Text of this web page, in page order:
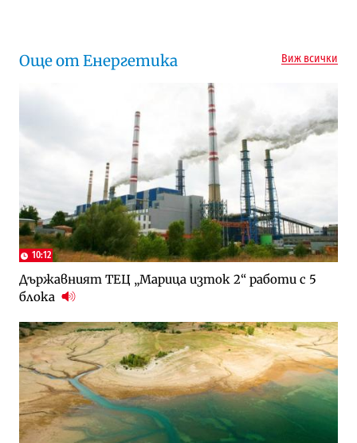
Още от Енергетика Виж всички
10:12
Държавният ТЕЦ „Марица изток 2“ работи с 5
блока